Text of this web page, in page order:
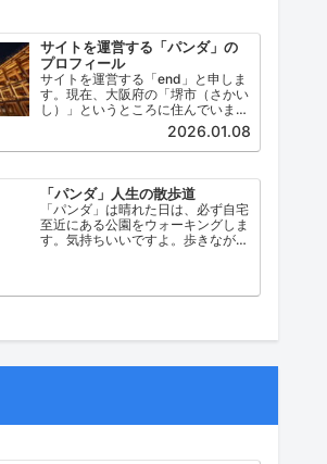
サイトを運営する「パンダ」の
プロフィール
サイトを運営する「end」と申しま
す。現在、大阪府の「堺市（さかい
し）」というところに住んでいま
す。堺市（さかいし）は、大阪府の
泉北地域にある政令指定都市で、府
内では大阪市に次いで人口が多い都
2026.01.08
「パンダ」人生の散歩道
「パンダ」は晴れた日は、必ず自宅
至近にある公園をウォーキングしま
す。気持ちいいですよ。歩きなが